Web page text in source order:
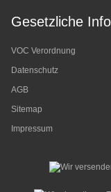
Gesetzliche
VOC Verordnung
Datenschutz
AGB
Sitemap
Impressum